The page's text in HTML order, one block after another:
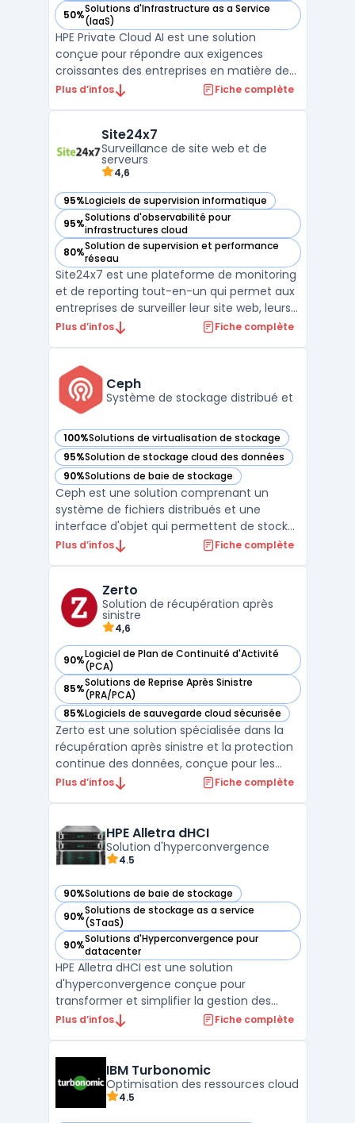
50%Solutions d'Infrastructure as a Service
(IaaS)
— voir HPE Private Cloud AI dans cette catégorie
HPE Private Cloud AI est une solution
conçue pour répondre aux exigences
croissantes des entreprises en matière de
déploiement de l’intelligence artificielle sur
intégrant des composants matériels et
logiciels optimisés ...
Plus d’infos Fiche complète
Site24x7
Surveillance de site web et de
serveurs
4,6
95%Logiciels de supervision informatique
— voir Site24x7 dans cette catégorie
95%Solutions d'observabilité pour
infrastructures cloud
— voir Site24x7 dans cette catégorie
80%Solution de supervision et performance
réseau
— voir Site24x7 dans cette catégorie
Site24x7 est une plateforme de monitoring
et de reporting tout-en-un qui permet aux
entreprises de surveiller leur site web, leurs
serveurs, leurs applications et leur réseau.
personnalisables et les rapports détaillés, l ...
Plus d’infos Fiche complète
Ceph
Système de stockage distribué et
100%Solutions de virtualisation de stockage
— voir Ceph dans cette catégorie
95%Solution de stockage cloud des données
— voir Ceph dans cette catégorie
90%Solutions de baie de stockage
— voir Ceph dans cette catégorie
Ceph est une solution comprenant un
système de fichiers distribués et une
interface d'objet qui permettent de stocker
et de récupérer des données sans passer
hautement évolutif et résilient aux pannes.
Avec Ceph, les ...
Plus d’infos Fiche complète
Zerto
Solution de récupération après
sinistre
4,6
90%Logiciel de Plan de Continuité d'Activité
(PCA)
— voir Zerto dans cette catégorie
85%Solutions de Reprise Après Sinistre
(PRA/PCA)
— voir Zerto dans cette catégorie
85%Logiciels de sauvegarde cloud sécurisée
— voir Zerto dans cette catégorie
Zerto est une solution spécialisée dans la
récupération après sinistre et la protection
continue des données, conçue pour les
entreprises opérant dans des
protection continue, Zerto offre une
disponibilité constante des appl ...
Plus d’infos Fiche complète
HPE Alletra dHCI
Solution d'hyperconvergence
4.5
90%Solutions de baie de stockage
— voir HPE Alletra dHCI dans cette catégorie
90%Solutions de stockage as a service
(STaaS)
— voir HPE Alletra dHCI dans cette catégorie
90%Solutions d'Hyperconvergence pour
datacenter
— voir HPE Alletra dHCI dans cette catégorie
HPE Alletra dHCI est une solution
d'hyperconvergence conçue pour
transformer et simplifier la gestion des
infrastructures IT. En intégrant les capacités
optimisée et une sécur ...
Plus d’infos Fiche complète
IBM Turbonomic
Optimisation des ressources cloud
4.5